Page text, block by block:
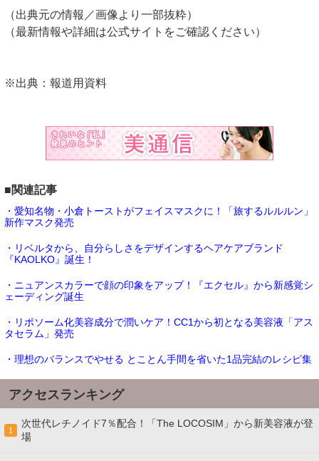
（出典元の情報／画像より一部抜粋）
（最新情報や詳細は公式サイトをご確認ください）
※出典：報道用資料
■関連記事
・愛知名物・小倉トーストがフェイスマスクに！「旅するルルルン」
新作マスク発売
・リベルタから、自分らしさをデザインするヘアケアブランド
『KAOLKO』誕生！
・ニュアンスカラーで顔の印象をアップ！『エクセル』から新感覚シ
ェーディング誕生
・リポソーム化美容成分で潤いケア！CC1から初となる美容液「アス
タセラム」発売
・理想のバランスでやせる とことん手間を省いた1品完結のレシピ集
アクセスランキング
1
次世代レチノイド7％配合！「The LOCOSIM」から新美容液が登
場